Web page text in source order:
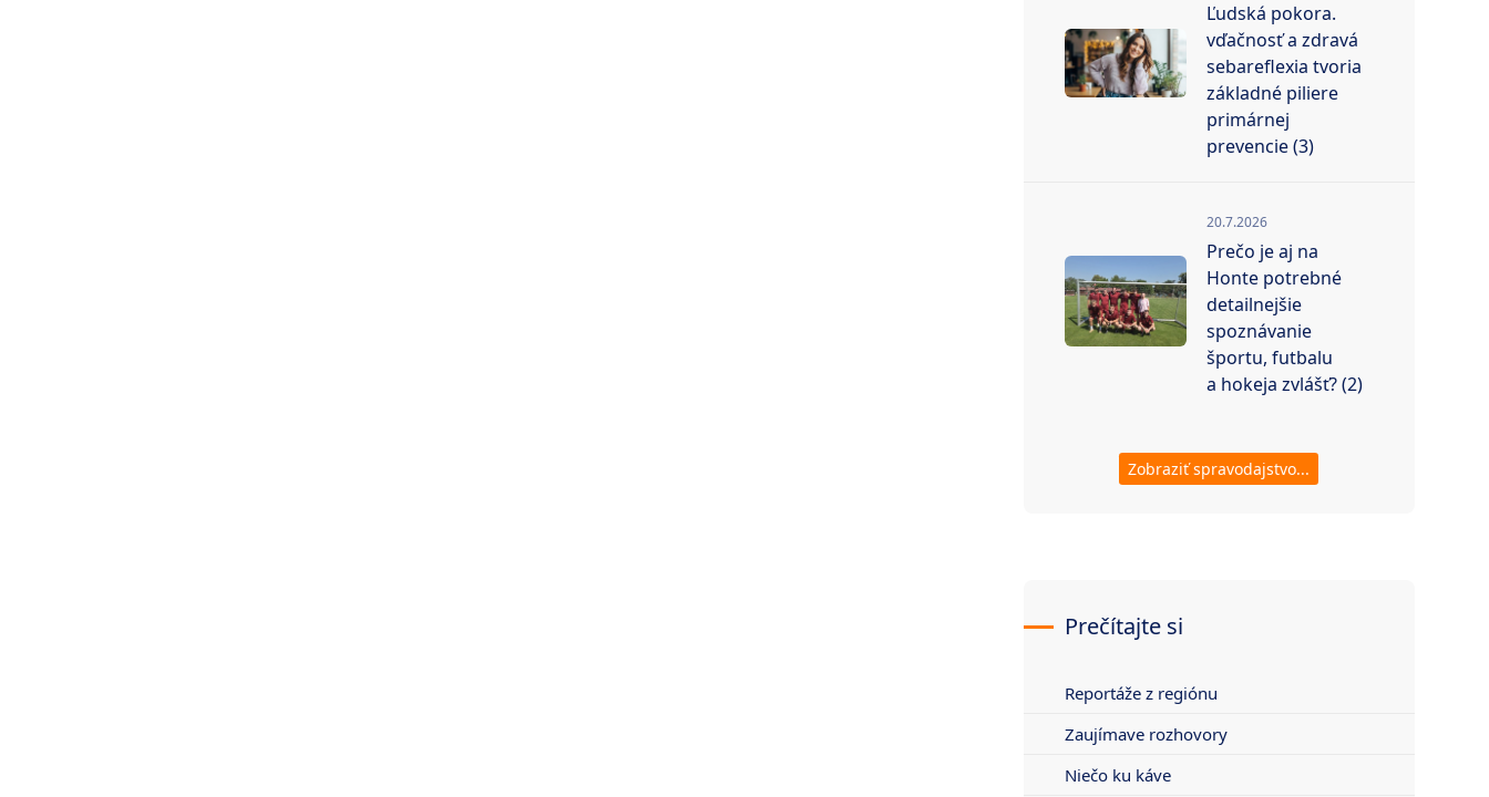
Ľudská pokora.
vďačnosť a zdravá
sebareflexia tvoria
základné piliere
primárnej
prevencie (3)
20.7.2026
Prečo je aj na
Honte potrebné
detailnejšie
spoznávanie
športu, futbalu
a hokeja zvlášť? (2)
Zobraziť spravodajstvo...
Prečítajte si
Reportáže z regiónu
Zaujímave rozhovory
Niečo ku káve